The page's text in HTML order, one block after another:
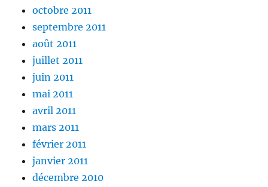
octobre 2011
septembre 2011
août 2011
juillet 2011
juin 2011
mai 2011
avril 2011
mars 2011
février 2011
janvier 2011
décembre 2010